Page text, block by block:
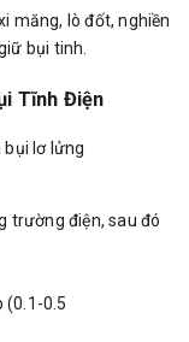
măng, lò đốt, nghiền
bụi tinh.
Tĩnh Điện
lơ lửng
trường điện, sau đó
(0.1-0.5